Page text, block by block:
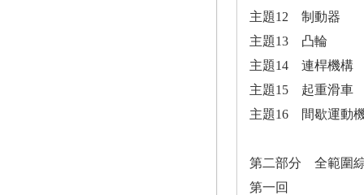
主題12 制動器
主題13 凸輪
主題14 連桿機構
主題15 起重滑車
主題16 間歇運動
第二部分 全範圍
第一回